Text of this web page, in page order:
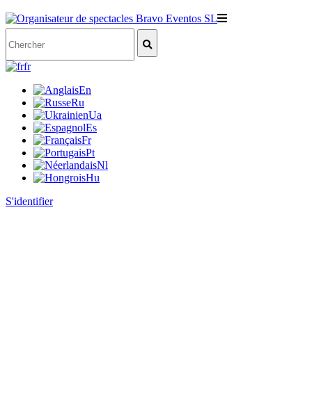
fr
En
Ru
Ua
Es
Fr
Pt
Nl
Hu
S'identifier